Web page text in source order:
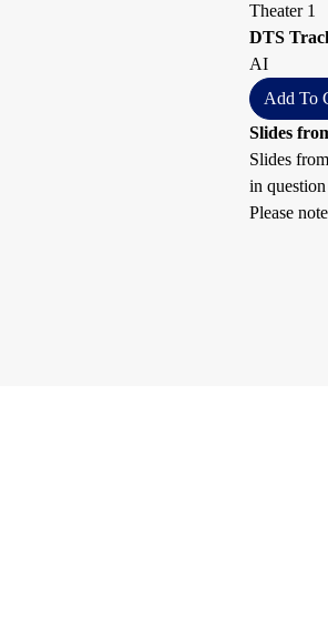
Theater 1
DTS
AI
Add To
Slides
Slides
in
Please